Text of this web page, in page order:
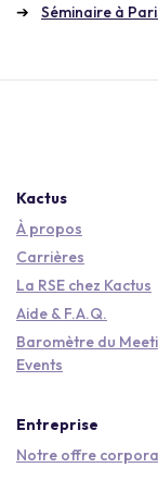
Séminaire à
Kactus
À propos
Carrières
La RSE chez Kactus
Aide & F.A.Q.
Baromètre du
Events
Entreprise
Notre offre